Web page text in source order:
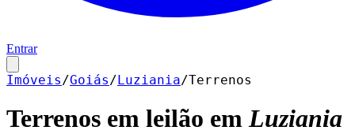
Entrar
Imóveis/Goiás/Luziania/Terrenos
Terrenos em leilão emLuziania